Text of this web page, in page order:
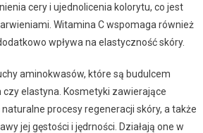
cery i ujednolicenia kolorytu, co jest
Witamina C wspomaga również
wpływa na elastyczność skóry.
aminokwasów, które są budulcem
czy elastyna. Kosmetyki zawierające
procesy regeneracji skóry, a także
jej gęstości i jędrności. Działają one w